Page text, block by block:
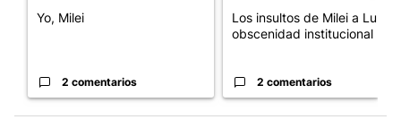
Yo, Milei
2 comentarios
Los insultos de Milei a Lula:
obscenidad institucional
2 comentarios